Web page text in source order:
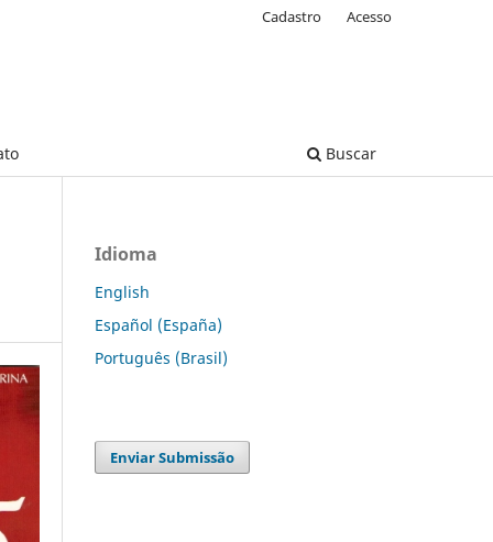
Buscar
Cadastro Acesso
Idioma
English
Español (España)
Português (Brasil)
Enviar Submissão